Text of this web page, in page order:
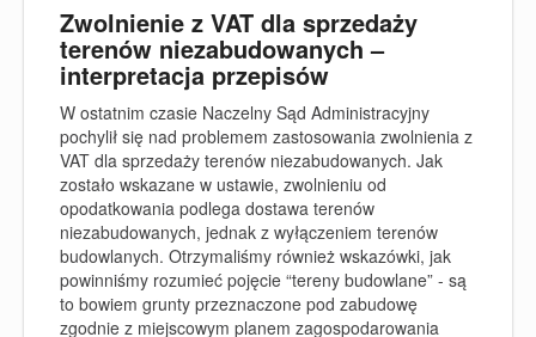
Zwolnienie z VAT dla sprzedaży
terenów niezabudowanych –
interpretacja przepisów
W ostatnim czasie Naczelny Sąd Administracyjny
pochylił się nad problemem zastosowania zwolnienia z
VAT dla sprzedaży terenów niezabudowanych. Jak
zostało wskazane w ustawie, zwolnieniu od
opodatkowania podlega dostawa terenów
niezabudowanych, jednak z wyłączeniem terenów
budowlanych. Otrzymaliśmy również wskazówki, jak
powinniśmy rozumieć pojęcie “tereny budowlane” - są
to bowiem grunty przeznaczone pod zabudowę
zgodnie z miejscowym planem zagospodarowania